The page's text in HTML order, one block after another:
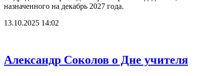
назначенного на декабрь 2027 года.
13.10.2025 14:02
Александр Соколов о Дне учителя